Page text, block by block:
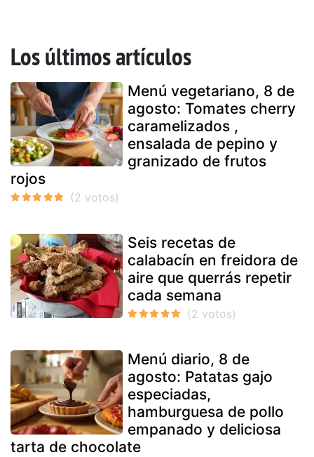
Los últimos artículos
Menú vegetariano, 8 de
agosto: Tomates cherry
caramelizados ,
ensalada de pepino y
granizado de frutos
rojos
Seis recetas de
calabacín en freidora de
aire que querrás repetir
cada semana
Menú diario, 8 de
agosto: Patatas gajo
especiadas,
hamburguesa de pollo
empanado y deliciosa
tarta de chocolate